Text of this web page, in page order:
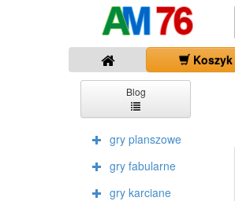
Koszyk
Blog
gry planszowe
gry fabularne
gry karciane